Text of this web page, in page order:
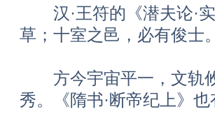
汉·王符的《潜夫论·实
草；十室之邑，必有俊士
方今宇宙平一，文轨攸
秀。《隋书·断帝纪上》也